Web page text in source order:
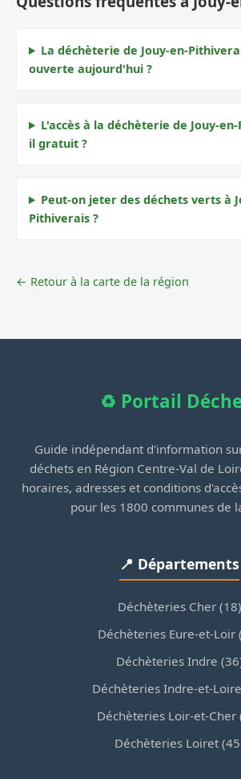
La déchèterie de Jouy-en-
ouverte aujourd'hui ?
L'accès à la déchèterie de Jouy-
il gratuit ?
Peut-on jeter des déchets verts à
Pithiverais ?
← Retour à la carte de la région
♻️ Portail
Guide indépendant d'information
déchets en Région Centre-Val de
horaires, adresses et conditions
pour les 1800 communes de
📍 Départements
Déchèteries Cher (18)
Déchèteries Eure-et-Loir
Déchèteries Indre
Déchèteries Indre-et-
Déchèteries Loir-et-Cher
Déchèteries Loiret